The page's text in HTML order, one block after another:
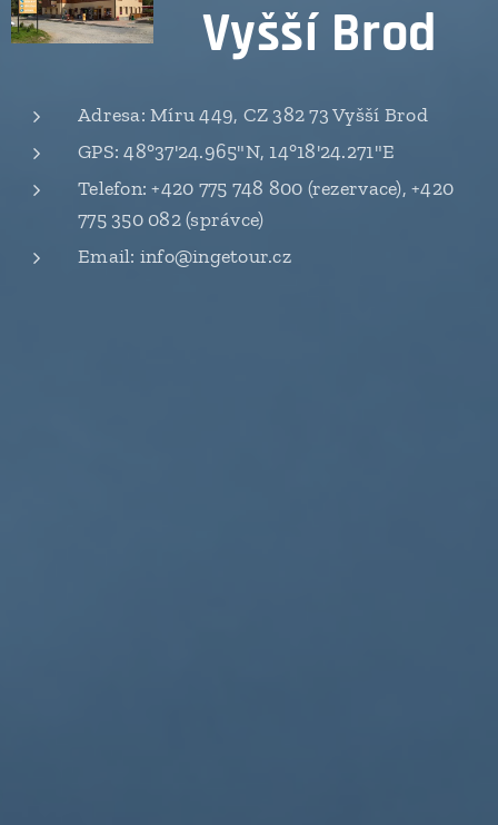
Vyšší Brod
Adresa: Míru 449, CZ 382 73 Vyšší Brod
GPS: 48°37'24.965"N, 14°18'24.271"E
Telefon: +420 775 748 800 (rezervace), +420
775 350 082 (správce)
Email: info@ingetour.cz